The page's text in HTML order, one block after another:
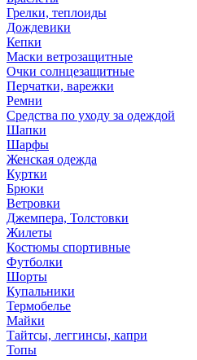
Грелки, теплоиды
Дождевики
Кепки
Маски ветрозащитные
Очки солнцезащитные
Перчатки, варежки
Ремни
Средства по уходу за одеждой
Шапки
Шарфы
Женская одежда
Куртки
Брюки
Ветровки
Джемпера, Толстовки
Жилеты
Костюмы спортивные
Футболки
Шорты
Купальники
Термобелье
Майки
Тайтсы, леггинсы, капри
Топы